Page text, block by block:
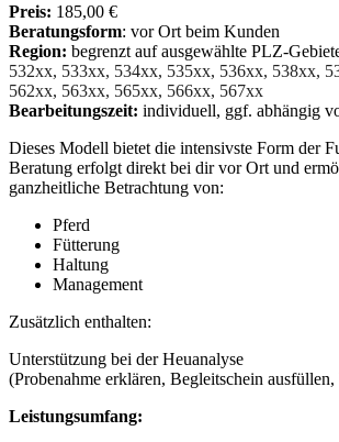
Preis: 185,00 €
Beratungsform: vor Ort beim Kunden
Region: begrenzt auf ausgewählte PLZ-
532xx, 533xx, 534xx, 535xx, 536xx, 538xx,
562xx, 563xx, 565xx, 566xx, 567xx
Bearbeitungszeit: individuell, ggf. abhängig
Dieses Modell bietet die intensivste Form der
Beratung erfolgt direkt bei dir vor Ort und
ganzheitliche Betrachtung von:
Pferd
Fütterung
Haltung
Management
Zusätzlich enthalten:
Unterstützung bei der Heuanalyse
(Probenahme erklären, Begleitschein ausfüllen,
Leistungsumfang: